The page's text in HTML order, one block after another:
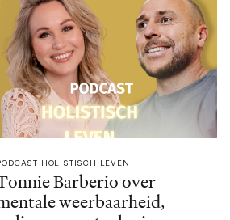
HOLISTISCH LEVEN
Barberio over
weerbaarheid,